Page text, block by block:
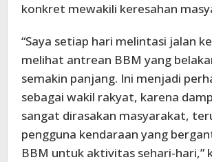
konkret mewakili keresahan
“Saya setiap hari melintasi jalan
melihat antrean BBM yang
semakin panjang. Ini menjadi
sebagai wakil rakyat, karena
sangat dirasakan masyarakat,
pengguna kendaraan yang
BBM untuk aktivitas sehari-hari,”